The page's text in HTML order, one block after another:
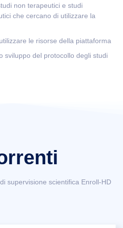
non terapeutici e studi
che cercano di utilizzare la
le risorse della piattaforma
sviluppo del protocollo degli studi
supervisione scientifica Enroll-HD